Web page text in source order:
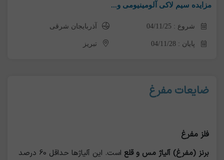
مزایده سیم لاکی آلومینیومی و...
شروع : 04/11/25 آذربایجان شرقی
پایان : 04/11/28 تبریز
ضایعات مفرغ
فلز مفرغ
برنز (مفرغ) آلیاژ مس و قلع
است. این آلیاژها حداقل 60 درصد